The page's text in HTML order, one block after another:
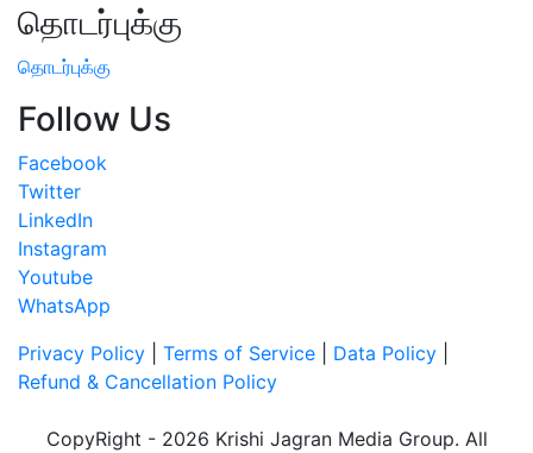
தொடர்புக்கு
தொடர்புக்கு
Follow Us
Facebook
Twitter
LinkedIn
Instagram
Youtube
WhatsApp
Privacy Policy
Terms of Service Data Policy
Refund & Cancellation Policy
CopyRight - 2026 Krishi Jagran Media Group. All